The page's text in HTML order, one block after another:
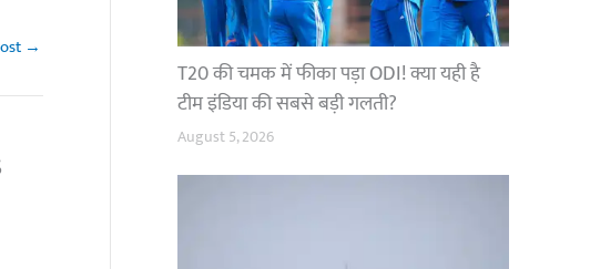
→
T20 की चमक में फीका पड़ा ODI! क्या यही है
टीम इंडिया की सबसे बड़ी गलती?
August 5, 2026